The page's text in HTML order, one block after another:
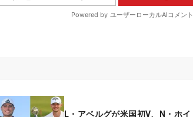
L・アベルグが米国初V、N・ホイ